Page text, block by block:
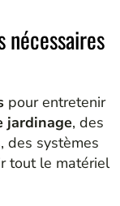
nécessaires
pour entretenir
jardinage, des
des systèmes
tout le matériel